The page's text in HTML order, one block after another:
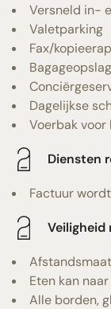
Versneld in-
Valetparking
Fax/
Bagageopslag
Dagelijkse
Voerbak voor
Diensten
Factuur
Veiligheid
Eten kan
Alle borden,